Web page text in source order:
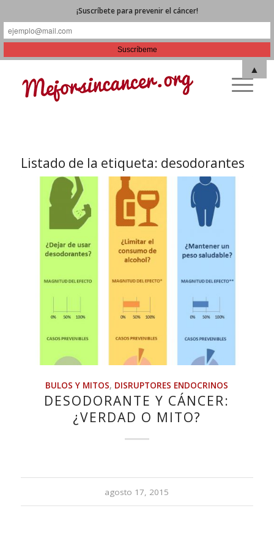
Listado de la etiqueta: desodorantes
BULOS Y MITOS, DISRUPTORES ENDOCRINOS
DESODORANTE Y CÁNCER:
¿VERDAD O MITO?
agosto 17, 2015
¡Suscríbete para prevenir el cáncer!
▲